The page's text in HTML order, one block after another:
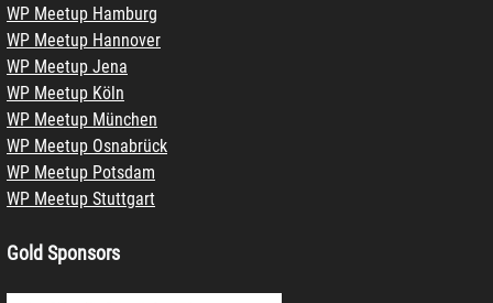
WP Meetup Hamburg
WP Meetup Hannover
WP Meetup Jena
WP Meetup Köln
WP Meetup München
WP Meetup Osnabrück
WP Meetup Potsdam
WP Meetup Stuttgart
Gold Sponsors